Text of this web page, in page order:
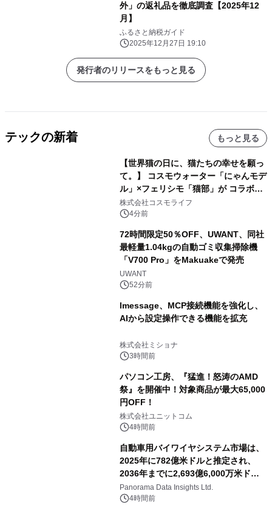
外」の返礼品を徹底調査【2025年12
月】
ふるさと納税ガイド
2025年12月27日 19:10
発行者のリリースをもっと見る
テックの新着 もっと見る
【世界猫の日に、猫たちの幸せを願っ
て。】 コスモウォーター「にゃんモデ
ル」×フェリシモ「猫部」が コラボキ
ャンペーンを実施
株式会社コスモライフ
4分前
72時間限定50％OFF、UWANT、同社
最軽量1.04kgの自動ゴミ収集掃除機
「V700 Pro」をMakuakeで発売
UWANT
52分前
lmessage、MCP接続機能を強化し、
AIから設定操作できる機能を拡充
株式会社ミショナ
3時間前
パソコン工房、『猛進！怒涛のAMD
祭』を開催中！対象商品が最大65,000
円OFF！
株式会社ユニットコム
4時間前
自動車用バイワイヤシステム市場は、
2025年に782億米ドルと推定され、
2036年までに2,693億6,000万米ドル
に達すると予測されており、予測期間
（2026年～2036年）
Panorama Data Insights Ltd.
4時間前